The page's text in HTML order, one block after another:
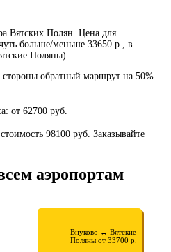
Вятских Полян. Цена для
больше/меньше 33650 р., в
Поляны)
стороны обратный маршрут на 50%
от 62700 руб.
98100 руб. Заказывайте
аэропортам
Внуково ↔ Вятские
Поляны от 33700 р.